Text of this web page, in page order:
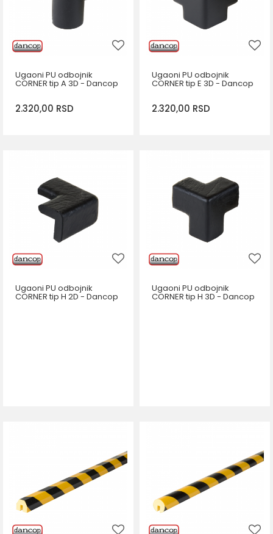
Ugaoni PU odbojnik
CORNER tip A 3D - Dancop
2.320,00 RSD
DODAJ U KORPU
Ugaoni PU odbojnik
CORNER tip E 3D - Dancop
2.320,00 RSD
DODAJ U KORPU
Ugaoni PU odbojnik
CORNER tip H 2D - Dancop
Ugaoni PU odbojnik
CORNER tip H 3D - Dancop